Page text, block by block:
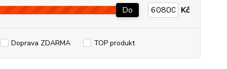
Do Kč
Doprava ZDARMA TOP produkt